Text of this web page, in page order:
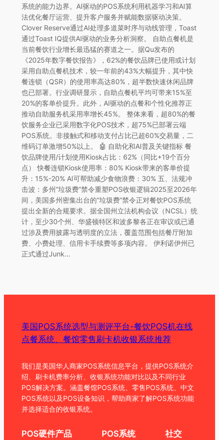
系统的能力边界。AI驱动的POS系统利用机器学习和AI算
法优化餐厅运营、提升客户服务并赋能数据驱动决策。
Clover Reserve通过AI处理多道菜时序与动线管理，Toast
通过Toast IQ提供AI驱动的业务分析洞察。 自助点餐机是
当前餐饮行业增长最迅猛的赛道之一。据Qu发布的
《2025年数字餐饮报告》，62%的餐饮品牌已使用或计划
采用自助点餐机技术，较一年前的43%大幅提升，其中快
餐连锁（QSR）的使用率高达80%，超半数快速休闲品牌
也已部署。行业调研显示，自助点餐机平均可带来15%至
20%的客单价提升。此外，AI驱动的点餐和个性化推荐正
推动自助服务机采用率增长45%。 整体来看，超80%的餐
饮服务企业已采用数字化POS技术，超75%已部署云端
POS系统。非接触式和移动支付占比已超60%交易量，二
维码订单激增50%以上。 🤖 自助化和AI普及关键指标 餐
饮品牌使用/计划使用Kiosk占比：62%（同比+19个百分
点） 快餐连锁Kiosk使用率：80% Kiosk带来的客单价提
升：15%-20% AI可帮助减少食物浪费：30% 五、法规冲
击波：多州“垃圾费”禁令重塑POS收银逻辑2025至2026年
间，美国多州密集出台的“垃圾费”禁令正对餐饮POS系统
提出全新的合规要求。据全国州立法机构会议（NCSL）统
计，至少30个州、华盛顿特区和波多黎各正在审议或已通
过涉及费用披露与透明度的立法，覆盖范围包括餐厅附加
费、小费处理、信用卡手续费等多项内容。 伊利诺伊州已
正式通过Junk…
美国POS系统选型与测评平台-餐饮POS机在线
点餐系统、餐馆零售刷卡机收银系统推荐
我们是美国华人商家POS系统信息平台，提供POS系统介
绍、刷卡机费率分析、收银系统功能对比以及不同行业
POS解决方案。涵盖餐馆POS系统、零售POS系统、中文
POS系统以及POS设备知识，帮助商家了解POS系统功能
并选择适合的收银系统。
POS硬件产品 POS系统 社交